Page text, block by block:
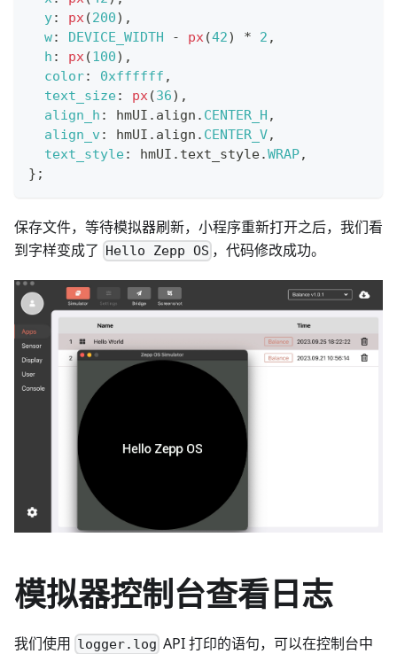
y: px(200) ,
w: DEVICE_WIDTH - px(42) * 2 ,
h : px(100) ,
color: 0xffffff ,
text_size: px(36) ,
align_h : hmUI . align . CENTER_H ,
align_v : hmUI . align . CENTER_V,
text_style: hmUI . text_style.WRAP,
} ;
保存文件，等待模拟器刷新，小程序重新打开之后，我们看
到字样变成了 Hello Zepp OS ，代码修改成功。
模拟器控制台查看日志
我们使用 logger.log API 打印的语句，可以在控制台中